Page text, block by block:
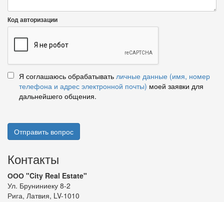
Код авторизации
Я соглашаюсь обрабатывать личные данные (имя, номер
телефона и адрес электронной почты) моей заявки для
дальнейшего общения.
Отправить вопрос
Контакты
ООО "City Real Estate"
Ул. Бруниниеку 8-2
Рига, Латвия, LV-1010